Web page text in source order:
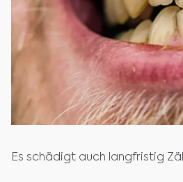
Es schädigt auch langfristig